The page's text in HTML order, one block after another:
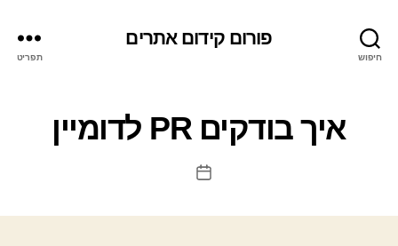
חיפוש
פורום קידום אתרים
תפריט
איך בודקים PR לדומיין
תאריך